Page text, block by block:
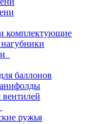
комплектующие
баллонов
вентилей
ружья